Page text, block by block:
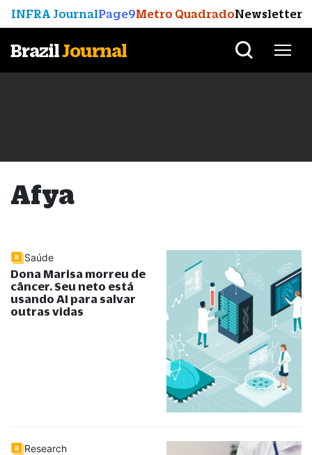
INFRA JournalPage9Metro QuadradoNewsletter
BrazilJournal
Afya
Saúde
Dona Marisa morreu de
câncer. Seu neto está
usando AI para salvar
outras vidas
Research